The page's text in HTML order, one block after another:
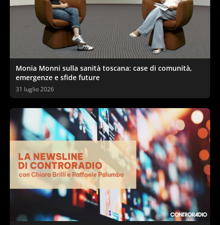
Monia Monni sulla sanità toscana: case di comunità,
emergenze e sfide future
31 luglio 2026